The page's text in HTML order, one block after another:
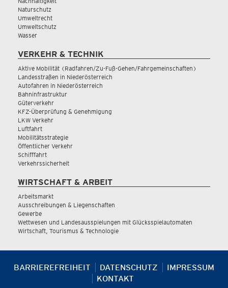
Naturschutz
Umweltrecht
Umweltschutz
Wasser
VERKEHR & TECHNIK
Aktive Mobilität (Radfahren/Zu-Fuß-Gehen/Fahrgemeinschaften)
Landesstraßen in Niederösterreich
Autofahren in Niederösterreich
Bahninfrastruktur
Güterverkehr
KFZ-Überprüfung & Genehmigung
LKW Verkehr
Luftfahrt
Mobilitätsstrategie
Öffentlicher Verkehr
Schifffahrt
Verkehrssicherheit
WIRTSCHAFT & ARBEIT
Arbeitsmarkt
Ausschreibungen & Liegenschaften
Gewerbe
Wettwesen und Landesausspielungen mit Glücksspielautomaten
Wirtschaft, Tourismus & Technologie
BARRIEREFREIHEIT DATENSCHUTZ
IMPRESSUM
KONTAKT